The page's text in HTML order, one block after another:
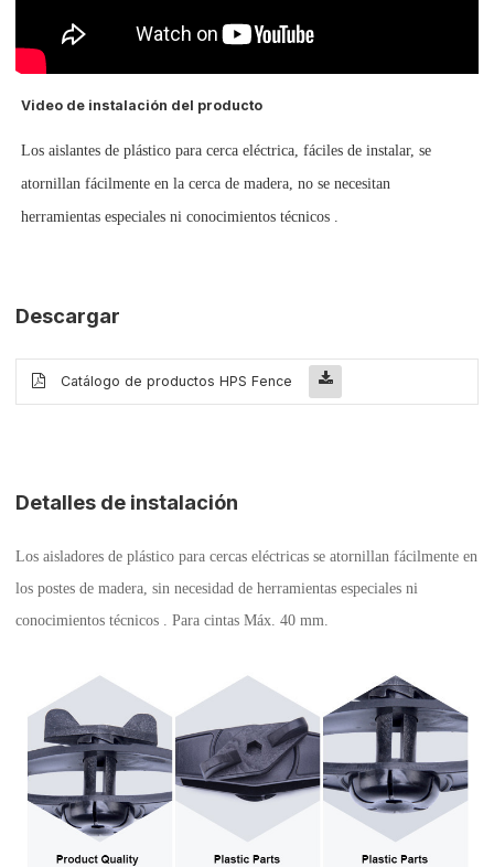
Video de instalación del producto
Los aislantes de plástico para cerca eléctrica, fáciles de instalar, se
atornillan fácilmente en la cerca de madera, no se necesitan
herramientas especiales ni conocimientos técnicos
Descargar
Catálogo de productos HPS Fence
Detalles de instalación
Los aisladores de plástico para cercas eléctricas se atornillan fácilmente en
los postes de madera, sin necesidad de herramientas especiales ni
conocimientos técnicos
. Para cintas Máx. 40 mm.